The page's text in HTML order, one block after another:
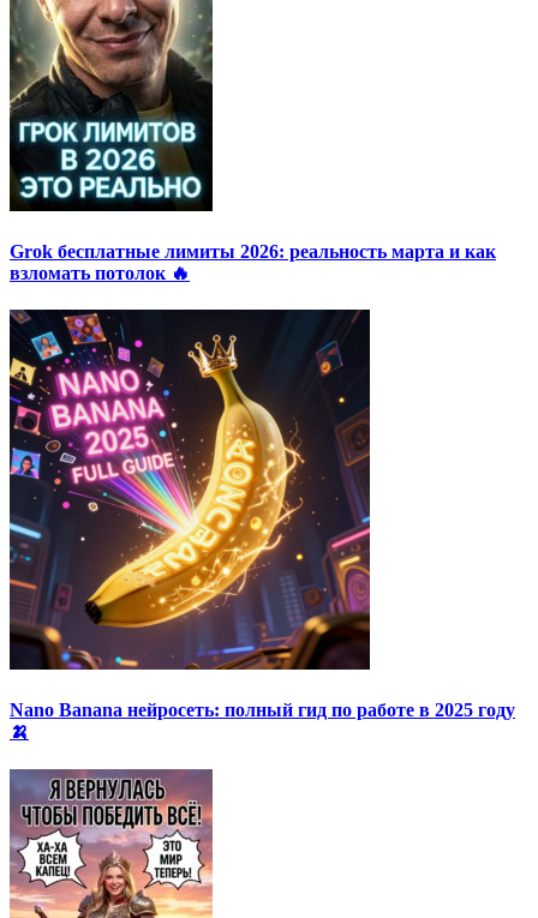
Grok бесплатные лимиты 2026: реальность марта и как
взломать потолок 🔥
Nano Banana нейросеть: полный гид по работе в 2025 году
🍌